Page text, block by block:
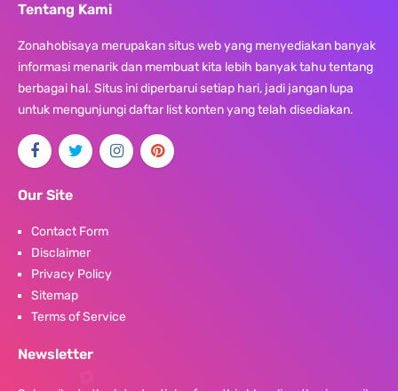
Tentang Kami
Zonahobisaya merupakan situs web yang menyediakan banyak
informasi menarik dan membuat kita lebih banyak tahu tentang
berbagai hal. Situs ini diperbarui setiap hari, jadi jangan lupa
untuk mengunjungi daftar list konten yang telah disediakan.
Our Site
Contact Form
Disclaimer
Privacy Policy
Sitemap
Terms of Service
Newsletter